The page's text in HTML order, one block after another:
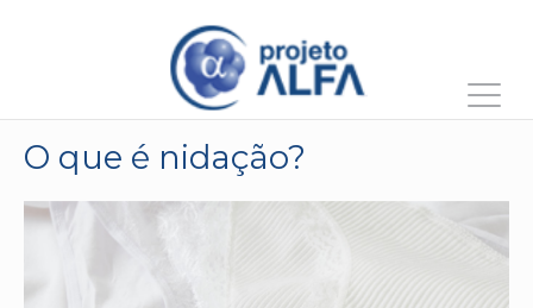
O que é nidação?